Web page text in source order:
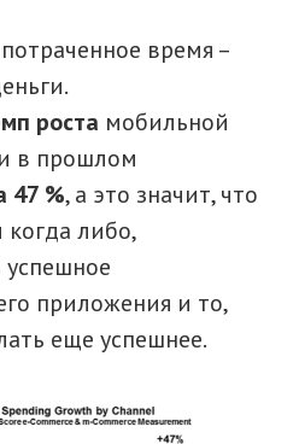
время –
роста мобильной
в прошлом
47 %, а это значит, что
когда либо,
успешное
приложения и то,
еще успешнее.